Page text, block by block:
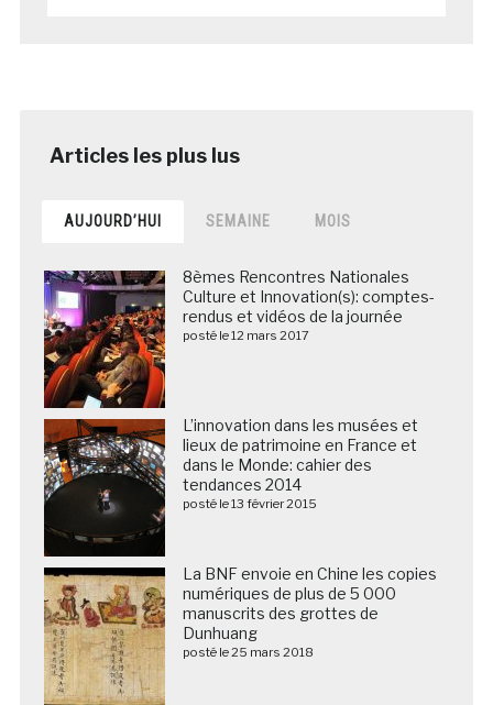
AUJOURD’HUI SEMAINE MOIS
8èmes Rencontres Nationales
Culture et Innovation(s): comptes-
rendus et vidéos de la journée
posté le 12 mars 2017
L’innovation dans les musées et
lieux de patrimoine en France et
dans le Monde: cahier des
tendances 2014
posté le 13 février 2015
La BNF envoie en Chine les copies
numériques de plus de 5 000
manuscrits des grottes de
Dunhuang
posté le 25 mars 2018